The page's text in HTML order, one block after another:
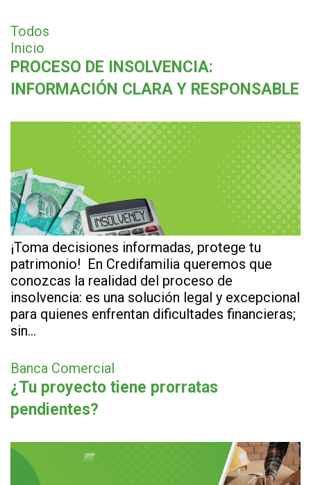
Todos
Inicio
PROCESO DE INSOLVENCIA:
INFORMACIÓN CLARA Y RESPONSABLE
¡Toma decisiones informadas, protege tu
patrimonio! En Credifamilia queremos que
conozcas la realidad del proceso de
insolvencia: es una solución legal y excepcional
para quienes enfrentan dificultades financieras;
sin…
Banca Comercial
¿Tu proyecto tiene prorratas
pendientes?